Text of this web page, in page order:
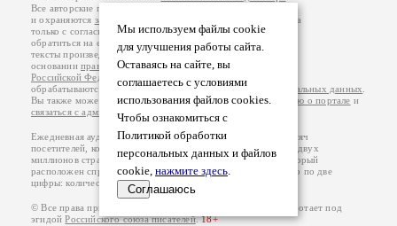
Мы используем файлы cookie
для улучшения работы сайта.
Оставаясь на сайте, вы
соглашаетесь с условиями
использования файлов cookies.
Чтобы ознакомиться с
Политикой обработки
персональных данных и файлов
cookie, нажмите здесь.
Соглашаюсь
Все авторские права на произведения принадлежат авторам
и охраняются законом
. Перепечатка произведений возможна
только с согласия его автора, к которому вы можете
обратиться на его авторской странице. Ответственность за
тексты произведений авторы несут самостоятельно на
основанииправил публикацииизаконодательства
Российской Федерации
обрабатываются на основанииПолитики обработки персональных данных
Вы также можете посмотреть более подробнуюинформацию о портале и
связаться с администрацией
Ежедневная аудитория портала Стихи.ру – порядка 200 тысяч
посетителей, которые в общей сумме просматривают более двух
миллионов страниц по данным счетчика посещаемости, который
расположен справа от этого текста. В каждой графе указано по две
цифры: количество просмотров и количество посетителей.
© Все права принадлежат авторам, 2000-2026. Портал работает под
эгидойРоссийского союза писателей.18+